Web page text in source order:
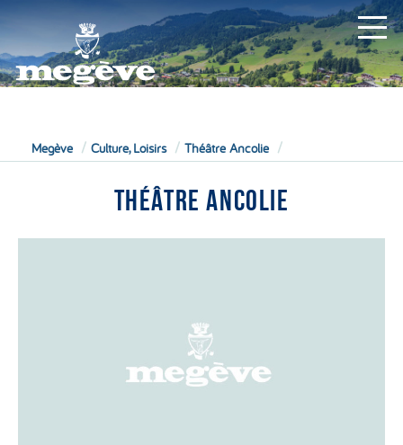
Megève Culture, Loisirs Théâtre Ancolie
THÉÂTRE ANCOLIE